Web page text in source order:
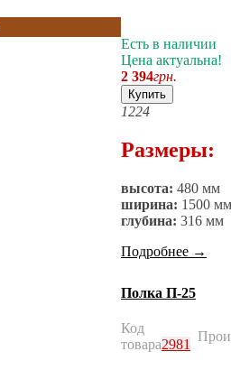
Есть в наличии
Цена актуальна!
2 394грн.
Купить
1224
Размеры:
высота: 480 мм
ширина: 1500 мм
глубина: 316 мм
Подробнее →
Полка П-25
Код
товара2981